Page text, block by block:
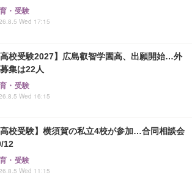
・受験
Wed 17:15
高校受験2027】広島叡智学園高、出願開始…外
集は22人
・受験
Wed 16:15
高校受験】横須賀の私立4校が参加…合同相談会
12
・受験
Wed 11:15